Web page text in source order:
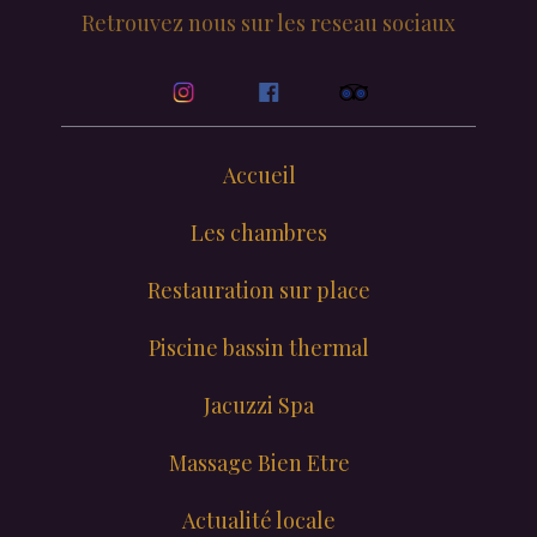
Retrouvez nous sur les reseau sociaux
Accueil
Les chambres
Restauration sur place
Piscine bassin thermal
Jacuzzi Spa
Massage Bien Etre
Actualité locale